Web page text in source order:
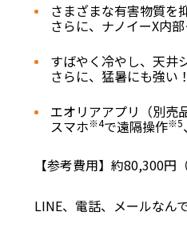
さまざまな有害物質を
さらに、ナノイーX内
すばやく冷やし、天井
さらに、猛暑にも強
エオリアアプリ（別売
スマホ※4で遠隔操作※5
【参考費用】約80,300
LINE、電話、メールなん